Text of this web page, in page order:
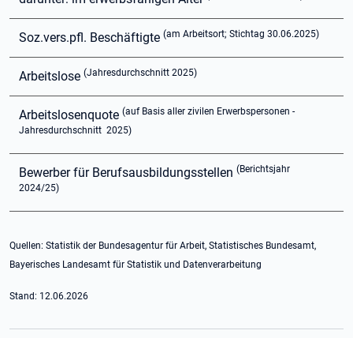
Soz.vers.pfl. Beschäftigte (am Arbeitsort; Stichtag 30.06.2025)
Arbeitslose (Jahresdurchschnitt 2025)
Arbeitslosenquote (auf Basis aller zivilen Erwerbspersonen -
Jahresdurchschnitt 2025)
Bewerber für Berufsausbildungsstellen (Berichtsjahr
2024/25)
Quellen: Statistik der Bundesagentur für Arbeit, Statistisches Bundesamt,
Bayerisches Landesamt für Statistik und Datenverarbeitung
Stand: 12.06.2026